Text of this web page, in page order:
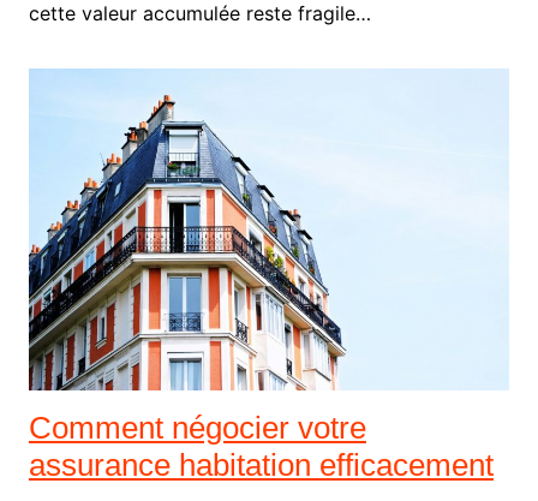
cette valeur accumulée reste fragile…
Comment négocier votre
assurance habitation efficacement